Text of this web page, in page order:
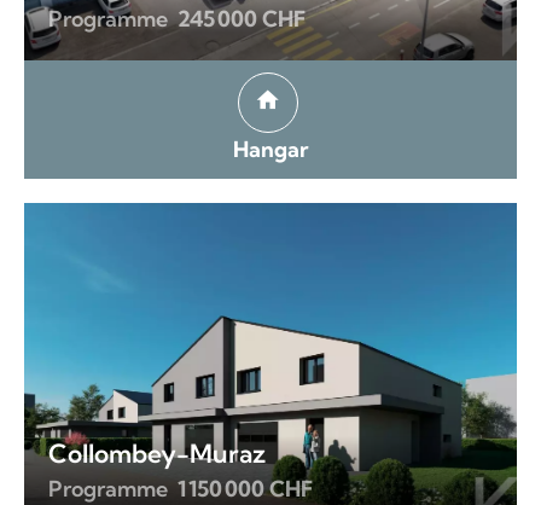
Programme 245 000 CHF
Hangar
Collombey-Muraz
Programme 1 150 000 CHF